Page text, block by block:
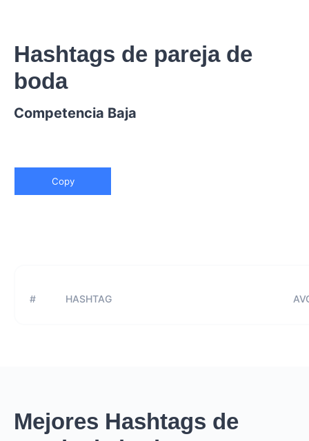
Hashtags de pareja de
boda
Competencia Baja
Copy
# HASHTAG
Mejores Hashtags de